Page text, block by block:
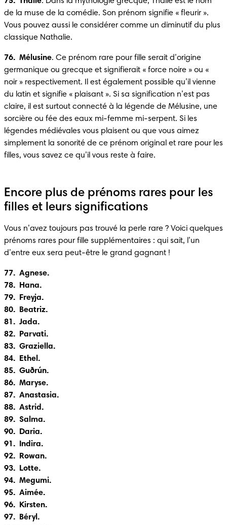
de la muse de la comédie. Son prénom signifie « fleurir ».
Vous pouvez aussi le considérer comme un diminutif du plus
classique Nathalie.
76.  Mélusine. Ce prénom rare pour fille serait d’origine
germanique ou grecque et signifierait « force noire » ou «
noir » respectivement. Il est également possible qu’il vienne
du latin et signifie « plaisant ». Si sa signification n’est pas
claire, il est surtout connecté à la légende de Mélusine, une
sorcière ou fée des eaux mi-femme mi-serpent. Si les
légendes médiévales vous plaisent ou que vous aimez
simplement la sonorité de ce prénom original et rare pour les
filles, vous savez ce qu’il vous reste à faire.
Encore plus de prénoms rares pour les
filles et leurs significations
Vous n’avez toujours pas trouvé la perle rare ? Voici quelques
prénoms rares pour fille supplémentaires : qui sait, l’un
77.  Agnese.
78.  Hana.
79.  Freyja.
80.  Beatriz.
81.  Jada.
82.  Parvati.
83.  Graziella.
84.  Ethel.
85.  Guðrún.
86.  Maryse.
87.  Anastasia.
88.  Astrid.
89.  Salma.
90.  Daria.
91.  Indira.
92.  Rowan.
93.  Lotte.
94.  Megumi.
95.  Aimée.
96.  Kirsten.
97.  Béryl.